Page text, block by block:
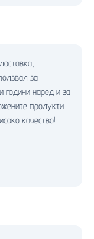
за
години наред и за
продукти
качество!